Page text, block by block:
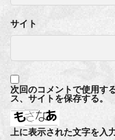
サイト
次回のコメントで使用す
ス、サイトを保存する。
上に表示された文字を入